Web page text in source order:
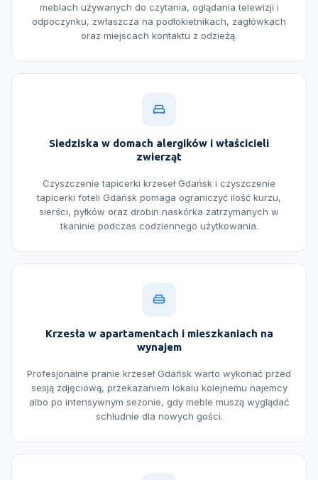
meblach używanych do czytania, oglądania telewizji i
odpoczynku, zwłaszcza na podłokietnikach, zagłówkach
oraz miejscach kontaktu z odzieżą.
Siedziska w domach alergików i właścicieli
zwierząt
Czyszczenie tapicerki krzeseł Gdańsk i czyszczenie
tapicerki foteli Gdańsk pomaga ograniczyć ilość kurzu,
sierści, pyłków oraz drobin naskórka zatrzymanych w
tkaninie podczas codziennego użytkowania.
Krzesła w apartamentach i mieszkaniach na
wynajem
Profesjonalne pranie krzeseł Gdańsk warto wykonać przed
sesją zdjęciową, przekazaniem lokalu kolejnemu najemcy
albo po intensywnym sezonie, gdy meble muszą wyglądać
schludnie dla nowych gości.